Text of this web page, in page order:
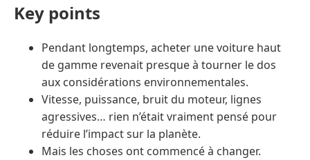
Key points
Pendant longtemps, acheter une voiture haut
de gamme revenait presque à tourner le dos
aux considérations environnementales.
Vitesse, puissance, bruit du moteur, lignes
agressives… rien n’était vraiment pensé pour
réduire l’impact sur la planète.
Mais les choses ont commencé à changer.